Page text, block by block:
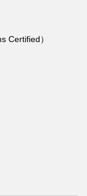
Certified）